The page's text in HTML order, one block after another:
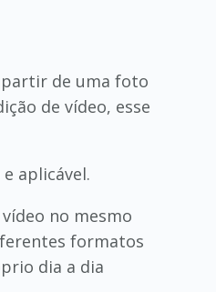
partir de uma foto
de vídeo, esse
aplicável.
no mesmo
formatos
dia a dia